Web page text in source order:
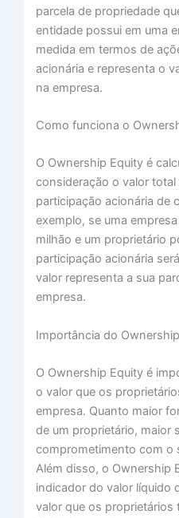
parcela de propriedade
entidade possui em uma
medida em termos de
acionária e representa o
na empresa.
Como funciona o
O Ownership Equity é
consideração o valor total
participação acionária de
exemplo, se uma
milhão e um proprietário
participação acionária
valor representa a sua
empresa.
Importância do
O Ownership Equity é
o valor que os
empresa. Quanto maior
de um proprietário, maior
comprometimento com o
Além disso, o Ownership
indicador do valor líquido
valor que os proprietários